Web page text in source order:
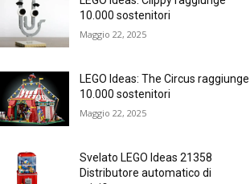
10.000 sostenitori
Maggio 22, 2025
LEGO Ideas: The Circus raggiunge
10.000 sostenitori
Maggio 22, 2025
Svelato LEGO Ideas 21358
Distributore automatico di